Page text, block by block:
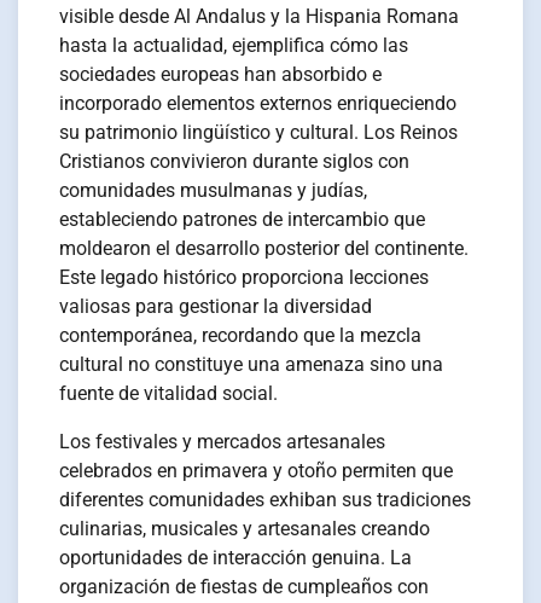
visible desde Al Andalus y la Hispania Romana
hasta la actualidad, ejemplifica cómo las
sociedades europeas han absorbido e
incorporado elementos externos enriqueciendo
su patrimonio lingüístico y cultural. Los Reinos
Cristianos convivieron durante siglos con
comunidades musulmanas y judías,
estableciendo patrones de intercambio que
moldearon el desarrollo posterior del continente.
Este legado histórico proporciona lecciones
valiosas para gestionar la diversidad
contemporánea, recordando que la mezcla
cultural no constituye una amenaza sino una
fuente de vitalidad social.
Los festivales y mercados artesanales
celebrados en primavera y otoño permiten que
diferentes comunidades exhiban sus tradiciones
culinarias, musicales y artesanales creando
oportunidades de interacción genuina. La
organización de fiestas de cumpleaños con